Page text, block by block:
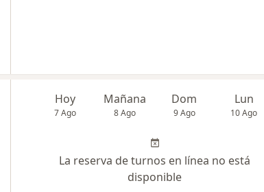
Hoy
7 Ago
Mañana
8 Ago
Dom
9 Ago
Lun
10 Ago
La reserva de turnos en línea no está
disponible